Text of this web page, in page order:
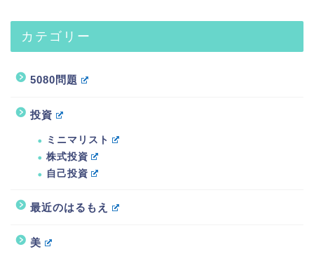
カテゴリー
5080問題
投資
ミニマリスト
株式投資
自己投資
最近のはるもえ
美